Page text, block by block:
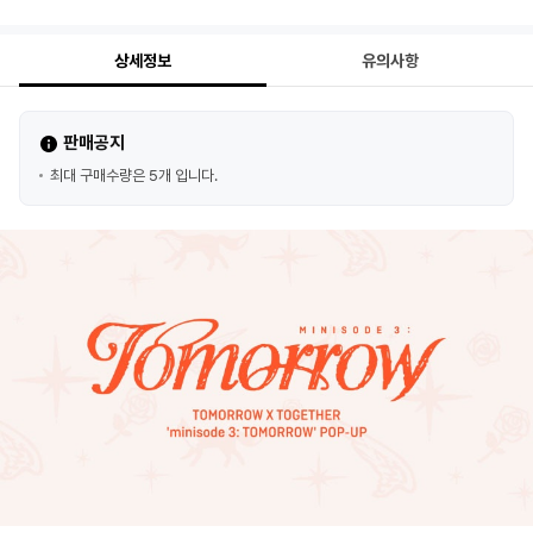
상세정보 유의사항
판매공지
최대 구매수량은 5개 입니다.